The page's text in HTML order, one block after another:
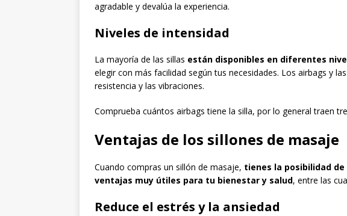
agradable y devalúa la experiencia.
Niveles de intensidad
La mayoría de las sillas están disponibles en diferentes
elegir con más facilidad según tus necesidades. Los airbags y
resistencia y las vibraciones.
Comprueba cuántos airbags tiene la silla, por lo general traen
Ventajas de los sillones de masaje
Cuando compras un sillón de masaje, tienes la posibilidad
ventajas muy útiles para tu bienestar y salud, entre las
Reduce el estrés y la ansiedad